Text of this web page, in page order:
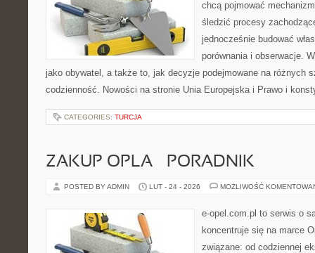
chcą pojmować
śledzić procesy
jednocześnie budować
porównania i obserwacje.
jako obywatel, a także to, jak decyzje podejmowane na różnych
codzienność. Nowości na stronie Unia Europejska i Prawo i
CATEGORIES: TURCJA
ZAKUP OPLA – PORADNIK
POSTED BY ADMIN LUT - 24 - 2026 MOŻLIWOŚĆ
e-opel.com.pl to serwis o
koncentruje się na marce
związane: od codziennej